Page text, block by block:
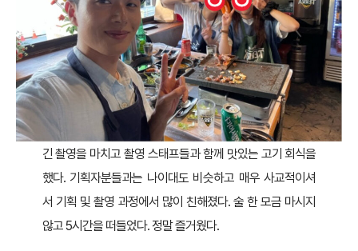
긴 촬영을 마치고 촬영 스태프들과 함께 맛있는 고기 회식을
했다. 기획자분들과는 나이대도 비슷하고 매우 사교적이셔
서 기획 및 촬영 과정에서 많이 친해졌다. 술 한 모금 마시지
않고 5시간을 떠들었다. 정말 즐거웠다.